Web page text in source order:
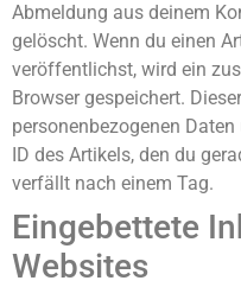
Abmeldung aus deinem
gelöscht. Wenn du einen
veröffentlichst, wird ein
Browser gespeichert.
personenbezogenen
ID des Artikels, den du
verfällt nach einem Tag.
Eingebettete
Websites